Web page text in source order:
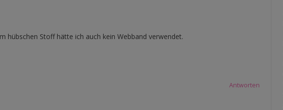
hübschen Stoff hätte ich auch kein Webband verwendet.
Antworten